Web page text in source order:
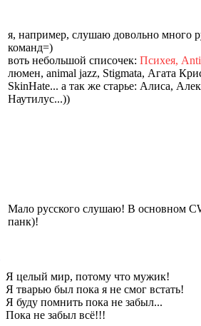
я, например, слушаю довольно много
команд=)
воть небольшой списочек: Психея,
люмен, animal jazz, Stigmata, Агата
SkinHate... а так же старье: Алиса,
Наутилус...))
Мало русского слушаю! В основном
панк)!
Я целый мир, потому что мужик!
Я тварью был пока я не смог встать!
Я буду помнить пока не забыл...
Пока не забыл всё!!!